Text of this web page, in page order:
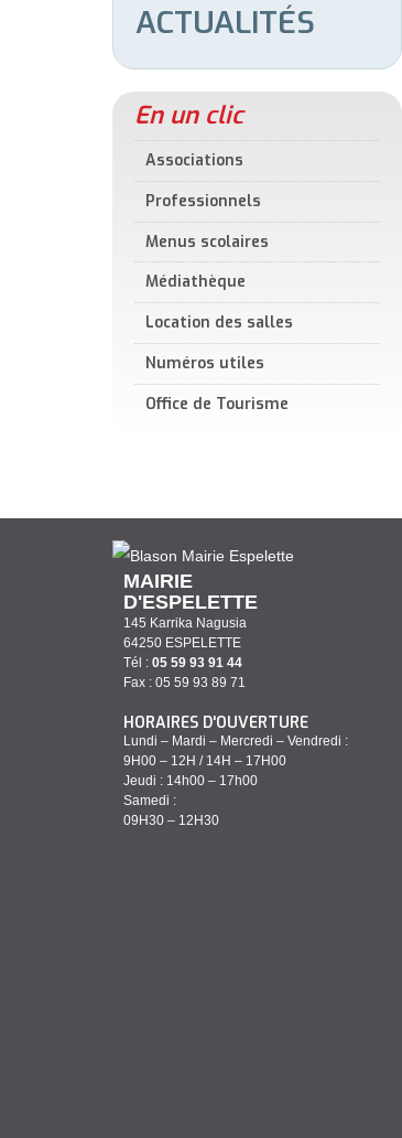
ACTUALITÉS
En un clic
Associations
Professionnels
Menus scolaires
Médiathèque
Location des salles
Numéros utiles
Office de Tourisme
MAIRIE
D'ESPELETTE
145 Karrika Nagusia
64250 ESPELETTE
Tél : 05 59 93 91 44
Fax : 05 59 93 89 71
HORAIRES D'OUVERTURE
Lundi – Mardi – Mercredi – Vendredi :
9H00 – 12H / 14H – 17H00
Jeudi : 14h00 – 17h00
Samedi :
09H30 – 12H30